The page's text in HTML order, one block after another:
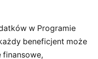
w Programie
beneficjent może
finansowe,